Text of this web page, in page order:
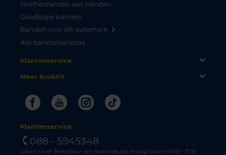
Snelheidsindex van banden
Goedkope banden
Banden voor elk automerk
Alle bandenservices
Klantenservice
Meer KwikFit
FacebookYoutubeInstagram
Tiktok
Klantenservice
088 - 5945348
Lokaal tarief. Bereikbaar van maandag t/m vrijdag tussen 08.00 - 17.30